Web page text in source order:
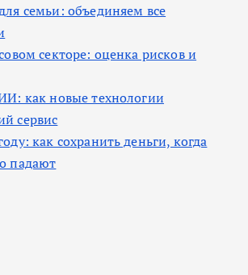
семьи: объединяем все
секторе: оценка рисков и
как новые технологии
сервис
как сохранить деньги, когда
падают